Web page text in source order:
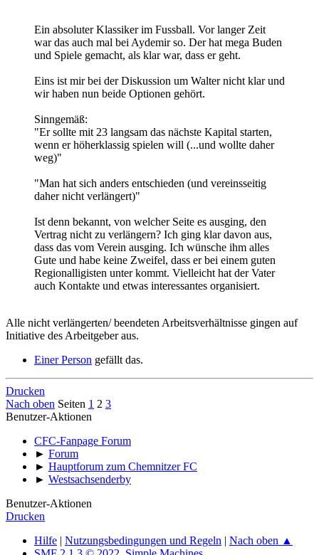
Ein absoluter Klassiker im Fussball. Vor langer Zeit
war das auch mal bei Aydemir so. Der hat mega Buden
und Spiele gemacht, als klar war, dass er geht.
Eins ist mir bei der Diskussion um Walter nicht klar und
wir haben nun beide Optionen gehört.
Sinngemäß:
"Er sollte mit 23 langsam das nächste Kapital starten,
wenn er höherklassig spielen will (...und wollte daher
weg)"
"Man hat sich anders entschieden (und vereinsseitig
daher nicht verlängert)"
Ist denn bekannt, von welcher Seite es ausging, den
Vertrag nicht zu verlängern? Ich ging klar davon aus,
dass das vom Verein ausging. Ich wünsche ihm alles
Gute und habe keine Zweifel, dass er bei einem guten
Regionalligisten unter kommt. Vielleicht hat der Vater
auch Kontakte und etwas interessantes organisiert.
Alle nicht verlängerten/ beendeten Arbeitsverhältnisse gingen auf
Initiative des Arbeitgeber aus.
Einer Person gefällt das.
Drucken
Nach oben Seiten 1 2 3
Benutzer-Aktionen
CFC-Fanpage Forum
► Forum
► Hauptforum zum Chemnitzer FC
► Westsachsenderby
Benutzer-Aktionen
Drucken
Hilfe
Nutzungsbedingungen und Regeln
Nach oben ▲